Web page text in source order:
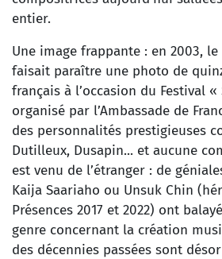
entier.
Une image frappante : en 2003, le
faisait paraître une photo de
français à l’occasion du Festival «
organisé par l’Ambassade de
des personnalités prestigieuses
Dutilleux, Dusapin... et aucune
est venu de l’étranger : de
Kaija Saariaho ou Unsuk Chin
Présences 2017 et 2022) ont
genre concernant la création
des décennies passées sont